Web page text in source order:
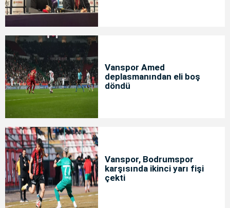
Vanspor Amed
deplasmanından eli boş
döndü
Vanspor, Bodrumspor
karşısında ikinci yarı fişi
çekti